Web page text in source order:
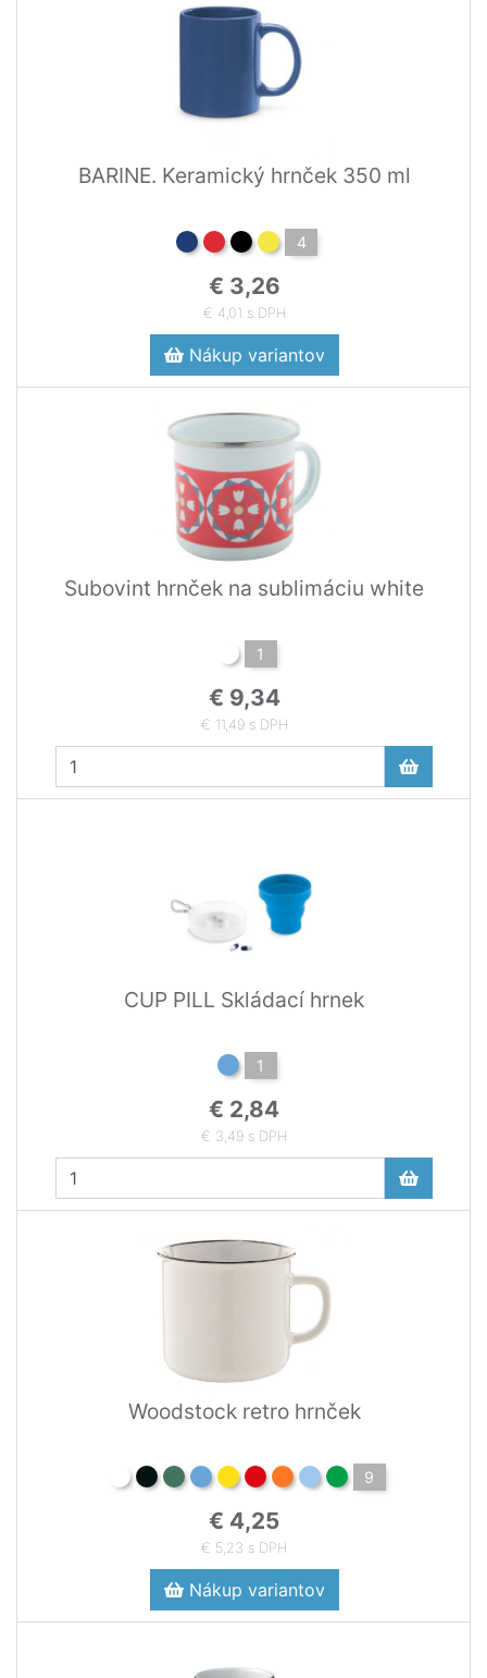
BARINE. Keramický hrnček 350 ml
4
€ 3,26
€ 4,01 s DPH
Nákup variantov
Subovint hrnček na sublimáciu white
1
€ 9,34
€ 11,49 s DPH
CUP PILL Skládací hrnek
1
€ 2,84
€ 3,49 s DPH
Woodstock retro hrnček
9
€ 4,25
€ 5,23 s DPH
Nákup variantov